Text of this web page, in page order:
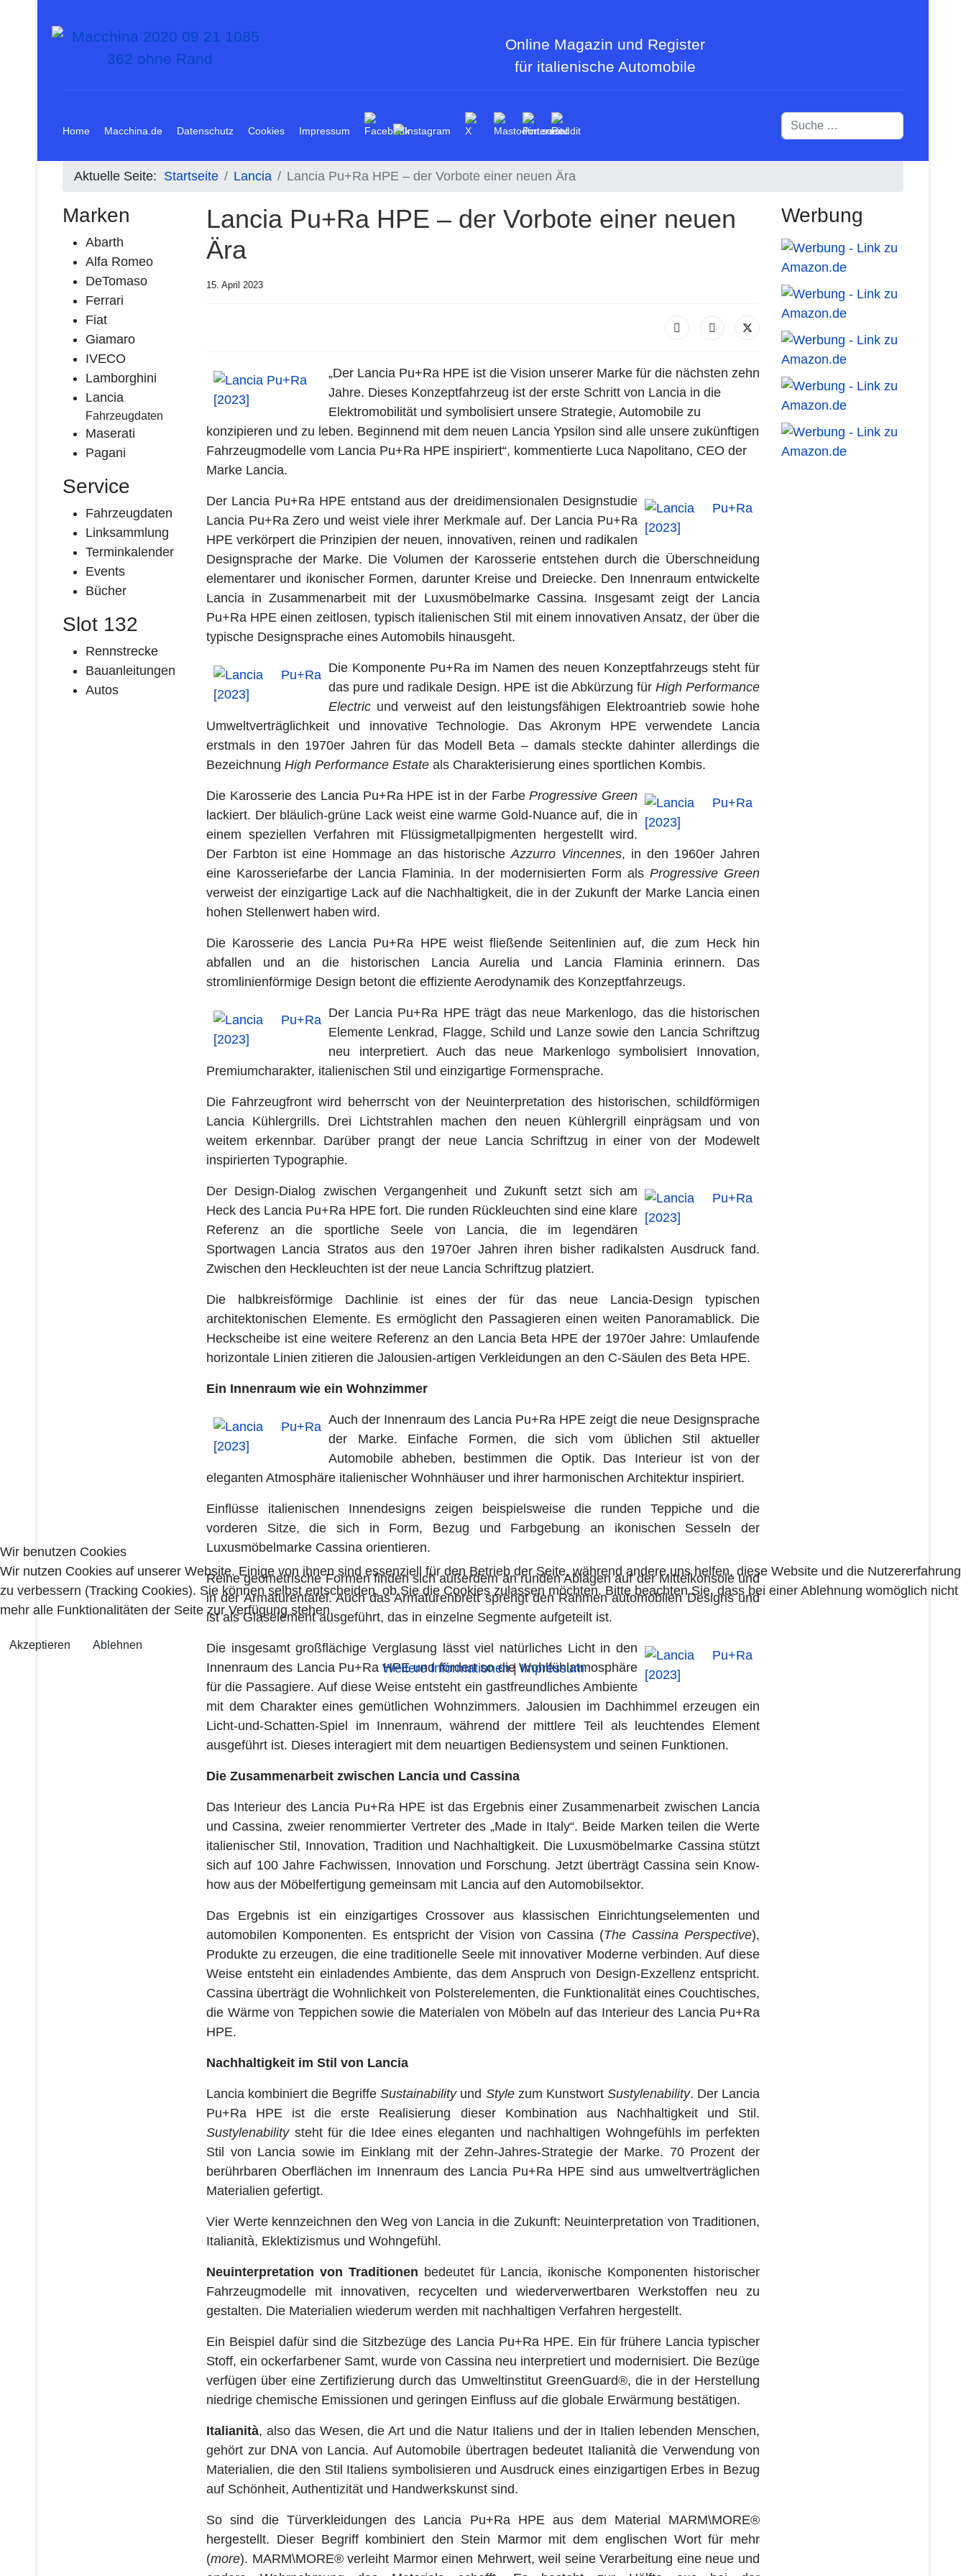
Online Magazin und Register
für italienische Automobile
Home Macchina.de Datenschutz Cookies Impressum
Suchen
Aktuelle Seite: Startseite Lancia Lancia Pu+Ra HPE – der Vorbote einer neuen Ära
Marken
Abarth
Alfa Romeo
DeTomaso
Ferrari
Fiat
Giamaro
IVECO
Lamborghini
Lancia
Fahrzeugdaten
Maserati
Pagani
Service
Fahrzeugdaten
Linksammlung
Terminkalender
Events
Bücher
Slot 132
Rennstrecke
Bauanleitungen
Autos
Lancia Pu+Ra HPE – der Vorbote einer neuen
Ära
15. April 2023
„Der Lancia Pu+Ra HPE ist die Vision unserer Marke für die nächsten zehn
Jahre. Dieses Konzeptfahrzeug ist der erste Schritt von Lancia in die
Elektromobilität und symbolisiert unsere Strategie, Automobile zu
konzipieren und zu leben. Beginnend mit dem neuen Lancia Ypsilon sind alle unsere zukünftigen
Fahrzeugmodelle vom Lancia Pu+Ra HPE inspiriert“, kommentierte Luca Napolitano, CEO der
Marke Lancia.
Der Lancia Pu+Ra HPE entstand aus der dreidimensionalen Designstudie
Lancia Pu+Ra Zero und weist viele ihrer Merkmale auf. Der Lancia Pu+Ra
HPE verkörpert die Prinzipien der neuen, innovativen, reinen und radikalen
Designsprache der Marke. Die Volumen der Karosserie entstehen durch die Überschneidung
elementarer und ikonischer Formen, darunter Kreise und Dreiecke. Den Innenraum entwickelte
Lancia in Zusammenarbeit mit der Luxusmöbelmarke Cassina. Insgesamt zeigt der Lancia
Pu+Ra HPE einen zeitlosen, typisch italienischen Stil mit einem innovativen Ansatz, der über die
typische Designsprache eines Automobils hinausgeht.
Die Komponente Pu+Ra im Namen des neuen Konzeptfahrzeugs steht für
das pure und radikale Design. HPE ist die Abkürzung für High Performance
Electric und verweist auf den leistungsfähigen Elektroantrieb sowie hohe
Umweltverträglichkeit und innovative Technologie. Das Akronym HPE verwendete Lancia
erstmals in den 1970er Jahren für das Modell Beta – damals steckte dahinter allerdings die
Bezeichnung High Performance Estate als Charakterisierung eines sportlichen Kombis.
Die Karosserie des Lancia Pu+Ra HPE ist in der FarbeProgressive Green
lackiert. Der bläulich-grüne Lack weist eine warme Gold-Nuance auf, die in
einem speziellen Verfahren mit Flüssigmetallpigmenten hergestellt wird.
Der Farbton ist eine Hommage an das historischeAzzurro Vincennes, in den 1960er Jahren
eine Karosseriefarbe der Lancia Flaminia. In der modernisierten Form alsProgressive Green
verweist der einzigartige Lack auf die Nachhaltigkeit, die in der Zukunft der Marke Lancia einen
hohen Stellenwert haben wird.
Die Karosserie des Lancia Pu+Ra HPE weist fließende Seitenlinien auf, die zum Heck hin
abfallen und an die historischen Lancia Aurelia und Lancia Flaminia erinnern. Das
stromlinienförmige Design betont die effiziente Aerodynamik des Konzeptfahrzeugs.
Der Lancia Pu+Ra HPE trägt das neue Markenlogo, das die historischen
Elemente Lenkrad, Flagge, Schild und Lanze sowie den Lancia Schriftzug
neu interpretiert. Auch das neue Markenlogo symbolisiert Innovation,
Premiumcharakter, italienischen Stil und einzigartige Formensprache.
Die Fahrzeugfront wird beherrscht von der Neuinterpretation des historischen, schildförmigen
Lancia Kühlergrills. Drei Lichtstrahlen machen den neuen Kühlergrill einprägsam und von
weitem erkennbar. Darüber prangt der neue Lancia Schriftzug in einer von der Modewelt
inspirierten Typographie.
Der Design-Dialog zwischen Vergangenheit und Zukunft setzt sich am
Heck des Lancia Pu+Ra HPE fort. Die runden Rückleuchten sind eine klare
Referenz an die sportliche Seele von Lancia, die im legendären
Sportwagen Lancia Stratos aus den 1970er Jahren ihren bisher radikalsten Ausdruck fand.
Zwischen den Heckleuchten ist der neue Lancia Schriftzug platziert.
Die halbkreisförmige Dachlinie ist eines der für das neue Lancia-Design typischen
architektonischen Elemente. Es ermöglicht den Passagieren einen weiten Panoramablick. Die
Heckscheibe ist eine weitere Referenz an den Lancia Beta HPE der 1970er Jahre: Umlaufende
horizontale Linien zitieren die Jalousien-artigen Verkleidungen an den C-Säulen des Beta HPE.
Ein Innenraum wie ein Wohnzimmer
Auch der Innenraum des Lancia Pu+Ra HPE zeigt die neue Designsprache
der Marke. Einfache Formen, die sich vom üblichen Stil aktueller
Automobile abheben, bestimmen die Optik. Das Interieur ist von der
eleganten Atmosphäre italienischer Wohnhäuser und ihrer harmonischen Architektur inspiriert.
Einflüsse italienischen Innendesigns zeigen beispielsweise die runden Teppiche und die
vorderen Sitze, die sich in Form, Bezug und Farbgebung an ikonischen Sesseln der
Luxusmöbelmarke Cassina orientieren.
Reine geometrische Formen finden sich außerdem an runden Ablagen auf der Mittelkonsole und
in der Armaturentafel. Auch das Armaturenbrett sprengt den Rahmen automobilen Designs und
ist als Glaselement ausgeführt, das in einzelne Segmente aufgeteilt ist.
Die insgesamt großflächige Verglasung lässt viel natürliches Licht in den
Innenraum des Lancia Pu+Ra HPE und fördert so die Wohlfühlatmosphäre
für die Passagiere. Auf diese Weise entsteht ein gastfreundliches Ambiente
mit dem Charakter eines gemütlichen Wohnzimmers. Jalousien im Dachhimmel erzeugen ein
Licht-und-Schatten-Spiel im Innenraum, während der mittlere Teil als leuchtendes Element
ausgeführt ist. Dieses interagiert mit dem neuartigen Bediensystem und seinen Funktionen.
Die Zusammenarbeit zwischen Lancia und Cassina
Das Interieur des Lancia Pu+Ra HPE ist das Ergebnis einer Zusammenarbeit zwischen Lancia
und Cassina, zweier renommierter Vertreter des „Made in Italy“. Beide Marken teilen die Werte
italienischer Stil, Innovation, Tradition und Nachhaltigkeit. Die Luxusmöbelmarke Cassina stützt
sich auf 100 Jahre Fachwissen, Innovation und Forschung. Jetzt überträgt Cassina sein Know-
how aus der Möbelfertigung gemeinsam mit Lancia auf den Automobilsektor.
Das Ergebnis ist ein einzigartiges Crossover aus klassischen Einrichtungselementen und
automobilen Komponenten. Es entspricht der Vision von Cassina (The Cassina Perspective),
Produkte zu erzeugen, die eine traditionelle Seele mit innovativer Moderne verbinden. Auf diese
Weise entsteht ein einladendes Ambiente, das dem Anspruch von Design-Exzellenz entspricht.
Cassina überträgt die Wohnlichkeit von Polsterelementen, die Funktionalität eines Couchtisches,
die Wärme von Teppichen sowie die Materialen von Möbeln auf das Interieur des Lancia Pu+Ra
HPE.
Nachhaltigkeit im Stil von Lancia
Lancia kombiniert die BegriffeSustainabilityund Stylezum Kunstwort Sustylenability. Der Lancia
Pu+Ra HPE ist die erste Realisierung dieser Kombination aus Nachhaltigkeit und Stil.
Sustylenability steht für die Idee eines eleganten und nachhaltigen Wohngefühls im perfekten
Stil von Lancia sowie im Einklang mit der Zehn-Jahres-Strategie der Marke. 70 Prozent der
berührbaren Oberflächen im Innenraum des Lancia Pu+Ra HPE sind aus umweltverträglichen
Materialien gefertigt.
Vier Werte kennzeichnen den Weg von Lancia in die Zukunft: Neuinterpretation von Traditionen,
Italianità, Eklektizismus und Wohngefühl.
Neuinterpretation von Traditionen bedeutet für Lancia, ikonische Komponenten historischer
Fahrzeugmodelle mit innovativen, recycelten und wiederverwertbaren Werkstoffen neu zu
gestalten. Die Materialien wiederum werden mit nachhaltigen Verfahren hergestellt.
Ein Beispiel dafür sind die Sitzbezüge des Lancia Pu+Ra HPE. Ein für frühere Lancia typischer
Stoff, ein ockerfarbener Samt, wurde von Cassina neu interpretiert und modernisiert. Die Bezüge
verfügen über eine Zertifizierung durch das Umweltinstitut GreenGuard®, die in der Herstellung
niedrige chemische Emissionen und geringen Einfluss auf die globale Erwärmung bestätigen.
Italianità, also das Wesen, die Art und die Natur Italiens und der in Italien lebenden Menschen,
gehört zur DNA von Lancia. Auf Automobile übertragen bedeutet Italianità die Verwendung von
Materialien, die den Stil Italiens symbolisieren und Ausdruck eines einzigartigen Erbes in Bezug
auf Schönheit, Authentizität und Handwerkskunst sind.
So sind die Türverkleidungen des Lancia Pu+Ra HPE aus dem Material MARM\MORE®
hergestellt. Dieser Begriff kombiniert den Stein Marmor mit dem englischen Wort für mehr
(more). MARM\MORE® verleiht Marmor einen Mehrwert, weil seine Verarbeitung eine neue und
Werbung
Wir benutzen Cookies
Wir nutzen Cookies auf unserer Website. Einige von ihnen sind essenziell für den Betrieb der Seite, während andere uns helfen, diese Website und die Nutzererfahrung
zu verbessern (Tracking Cookies). Sie können selbst entscheiden, ob Sie die Cookies zulassen möchten. Bitte beachten Sie, dass bei einer Ablehnung womöglich nicht
mehr alle Funktionalitäten der Seite zur Verfügung stehen.
Akzeptieren Ablehnen
Weitere Informationen|Impressum